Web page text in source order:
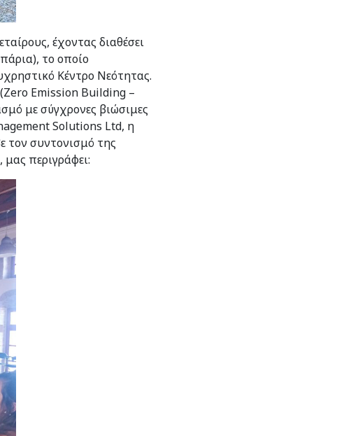
έχοντας διαθέσει
το οποίο
Κέντρο Νεότητας.
Emission Building –
με σύγχρονες βιώσιμες
Solutions Ltd, η
τον συντονισμό της
περιγράφει: